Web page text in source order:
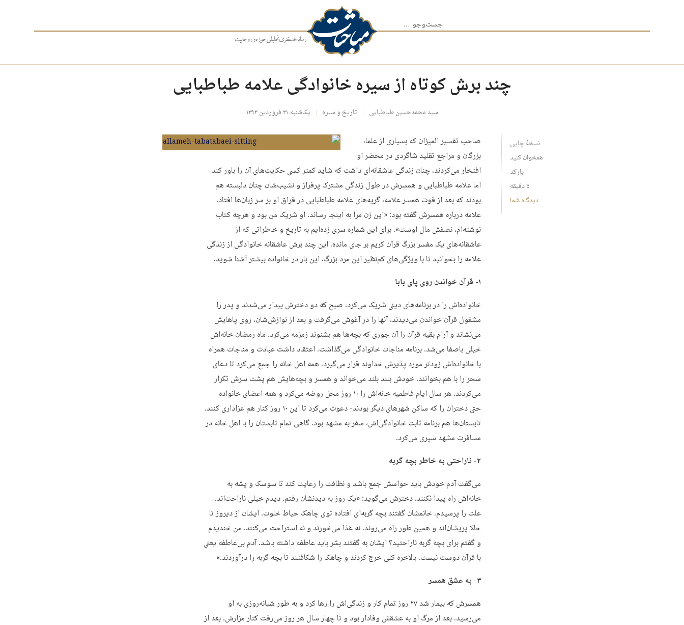
جست‌وجو برای:
چند برش کوتاه از سیره خانوادگی علامه طباطبایی
سید محمدحسین طباطبایی تاریخ و سیره یک‌شنبه، ۳۱ فروردین ۱۳۹۳
نسخهٔ چاپی
همخوان کنید
بارکد
۵ دقیقه
دیدگاه شما
صاحب تفسیر المیزان که بسیاری از علما،
بزرگان و مراجع تقلید شاگردی در محضر او
افتخار می‌کردند، چنان زندگی عاشقانه‌‌ای داشت که شاید کمتر کسی حکایت‌های آن را باور کند
اما علامه طباطبایی و همسرش در طول زندگی مشترک پرفراز و نشیب‌شان چنان دلبسته هم
بودند که بعد از فوت همسر علامه، گریه‌های علامه طباطبایی در فراق او بر سر زبان‌ها افتاد.
علامه درباره همسرش گفته بود: «این زن مرا به اینجا رساند. او شریک من بود و هرچه کتاب
نوشته‌ام، نصفش مال اوست». برای این شماره سری زده‌ایم به تاریخ و خاطراتی که از
عاشقانه‌های یک مفسر بزرگ قرآن کریم بر جای مانده. این چند برش عاشقانه خانوادگی از زندگی
علامه را بخوانید تا با ویژگی‌های کم‌نظیر این مرد بزرگ، این بار در خانواده بیشتر آشنا شوید.
۱- قرآن خواندن روی پای بابا
خانواده‌اش را در برنامه‌های دینی شریک می‌کرد. صبح که دو دخترش بیدار می‌شدند و پدر را
مشغول قرآن خواندن می‌دیدند، آنها را در آغوش می‌گرفت و بعد از نوازش‌شان، روی پاهایش
می‌نشاند و آرام بقیه قرآن را آن جوری که بچه‌ها هم بشنوند زمزمه می‌کرد. ماه رمضان خانه‌اش
خیلی باصفا می‌شد. برنامه مناجات خانوادگی می‌گذاشت. اعتقاد داشت عبادت و مناجات همراه
با خانواده‌اش زودتر مورد پذیرش خداوند قرار می‌گیرد. همه اهل خانه را جمع می‌کرد تا دعای
سحر را با هم بخوانند. خودش بلند بلند می‌خواند و همسر و بچه‌هایش هم پشت سرش تکرار
می‌کردند. هر سال ایام فاطمیه خانه‌اش را ۱۰ روز محل روضه می‌کرد و همه اعضای خانواده –
حتی دختران را که ساکن شهرهای دیگر بودند- دعوت می‌کرد تا این ۱۰ روز کنار هم عزاداری کنند.
تابستان‌ها هم برنامه ثابت خانوادگی‌اش، سفر به مشهد بود. گاهی تمام تابستان را با اهل خانه در
مسافرت مشهد سپری می‌کرد.
۲- ناراحتی به خاطر بچه گربه
می‌گفت آدم خودش باید حواسش جمع باشد و نظافت را رعایت کند تا سوسک و پشه به
خانه‌اش راه پیدا نکنند. دخترش می‌گوید: «یک روز به دیدنشان رفتم. دیدم خیلی ناراحت‌اند.
علت را پرسیدم. خانمشان گفتند بچه گربه‌ای افتاده توی چاهک حیاط خلوت. ایشان از دیروز تا
حالا پریشان‌اند و همین طور راه می‌روند. نه غذا می‌خورند و نه استراحت می‌کنند. من خندیدم
و گفتم برای بچه گربه ناراحتید؟ ایشان به گفتند بشر باید عاطفه داشته باشد. آدم بی‌عاطفه یعنی
با قرآن دوست نیست. بالاخره کلی خرج کردند و چاهک را شکافتند تا بچه گربه را درآوردند.»
۳- به عشق همسر
همسرش که بیمار شد ۲۷ روز تمام کار و زندگی‌اش را رها کرد و به طور شبانه‌روزی به او
می‌رسید. بعد از مرگ او به عشقش وفادار بود و تا چهار سال هر روز می‌رفت کنار مزارش. بعد از